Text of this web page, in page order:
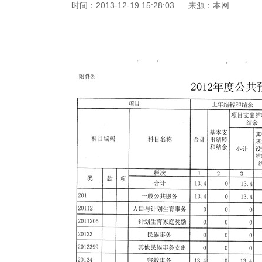
时间：2013-12-19 15:28:03 来源：本网